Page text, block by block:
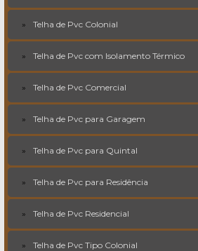
Telha de Pvc Colonial
Telha de Pvc com Isolamento Térmico
Telha de Pvc Comercial
Telha de Pvc para Garagem
Telha de Pvc para Quintal
Telha de Pvc para Residência
Telha de Pvc Residencial
Telha de Pvc Tipo Colonial